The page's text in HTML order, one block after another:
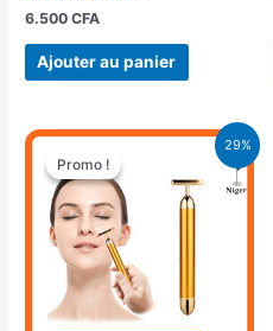
6.500CFA
Ajouter au panier
29%
Promo !
Promo !
Le
prix
initial
était :
11.900 CFA.
Le
est :
8.500 CFA.